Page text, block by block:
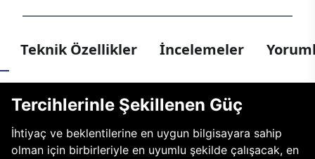
Teknik Özellikler İncelemeler
Tercihlerinle Şekillenen Güç
İhtiyaç ve beklentilerine en uygun bilgisayara sahip
olman için birbirleriyle en uyumlu şekilde çalışacak, en